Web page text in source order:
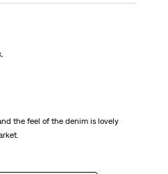
the feel of the denim is lovely